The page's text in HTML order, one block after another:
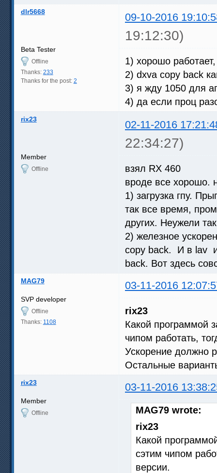
dlr5668 09-10-2016
19:12:30)
Beta Tester
Offline
Thanks: 233
Thanks for the post: 2
1) хорошо
2) dxva copy back
3) я жду 1050 для
4) да если проц
rix23 02-11-2016
22:34:27)
Member
Offline
взял RX 460
вроде все хорошо.
1) загрузка гпу.
так все время,
других. Неужели
2) железное
copy back. И в lav и
back. Вот здесь
MAG79 03-11-2016
SVP developer
Offline
Thanks: 1108
rix23
Какой программой
чипом работать,
Ускорение должно
Остальные
rix23 03-11-2016
Member
Offline
MAG79 wrote:
rix23
Какой
сэтим чипом
версии.